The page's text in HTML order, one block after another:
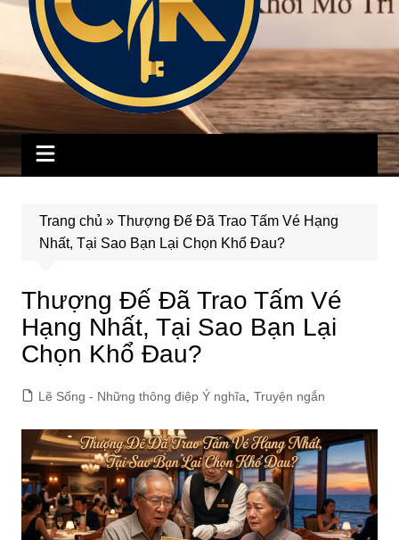
Trang chủ » Thượng Đế Đã Trao Tấm Vé Hạng
Nhất, Tại Sao Bạn Lại Chọn Khổ Đau?
Thượng Đế Đã Trao Tấm Vé
Hạng Nhất, Tại Sao Bạn Lại
Chọn Khổ Đau?
Lẽ Sống - Những thông điệp Ý nghĩa Truyện ngắn